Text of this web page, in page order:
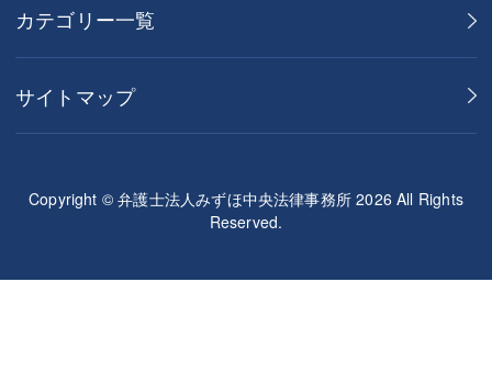
カテゴリー一覧
サイトマップ
Copyright © 弁護士法人みずほ中央法律事務所 2026 All Rights
Reserved.